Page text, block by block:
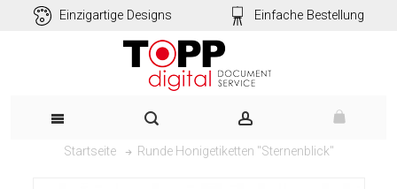
Einzigartige Designs Einfache Bestellung
Startseite Runde Honigetiketten "Sternenblick"